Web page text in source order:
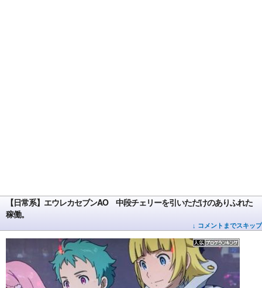
【日常系】エウレカセブンAO 中段チェリーを引いただけのありふれた
稼働。
↓ コメントまでスキップ